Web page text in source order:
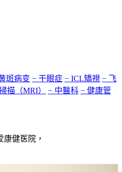
斑病变 − 干眼症 − ICL矯視 − 飞
描（MRI） − 中醫科 − 健康管
康健医院，